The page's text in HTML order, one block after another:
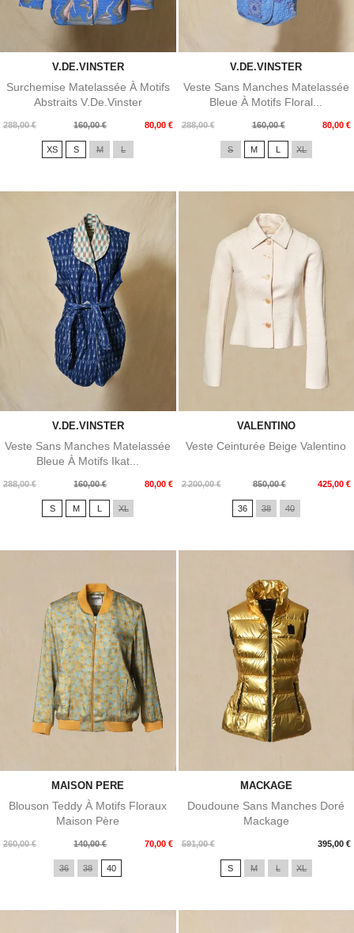
V.DE.VINSTER
Surchemise Matelassée À Motifs
Abstraits V.de.Vinster
288,00 €
Prix
160,00 € 80,00 €
Prix
XS S M L
V.DE.VINSTER
Veste Sans Manches Matelassée
Bleue À Motifs Floral...
288,00 €
Prix
160,00 € 80,00 €
Prix
S M L XL
V.DE.VINSTER
Veste Sans Manches Matelassée
Bleue À Motifs Ikat...
288,00 €
Prix
160,00 € 80,00 €
Prix
S M XL
VALENTINO
Veste Ceinturée Beige Valentino
2 200,00 €
Prix
850,00 € 425,00 €
Prix
36 38 40
MAISON PERE
Blouson Teddy À Motifs Floraux
Maison Père
260,00 €
Prix
140,00 € 70,00 €
Prix
36 38 40
MACKAGE
Doudoune Sans Manches Doré
Mackage
591,00 € 395,00 €
Prix
S M L XL